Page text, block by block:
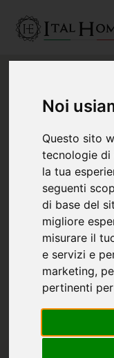
Noi
Questo sito
tecnologie di
la tua
seguenti
di base del
migliore
misurare il
e servizi e
marketing,
pertinenti